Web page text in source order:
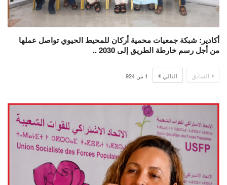
أكادير: شبكة جمعيات محمية أركان للمحيط الحيوي تواصل عملها
من أجل رسم خارطة الطريق إلى 2030 ..
السابق التالي 1 من 924